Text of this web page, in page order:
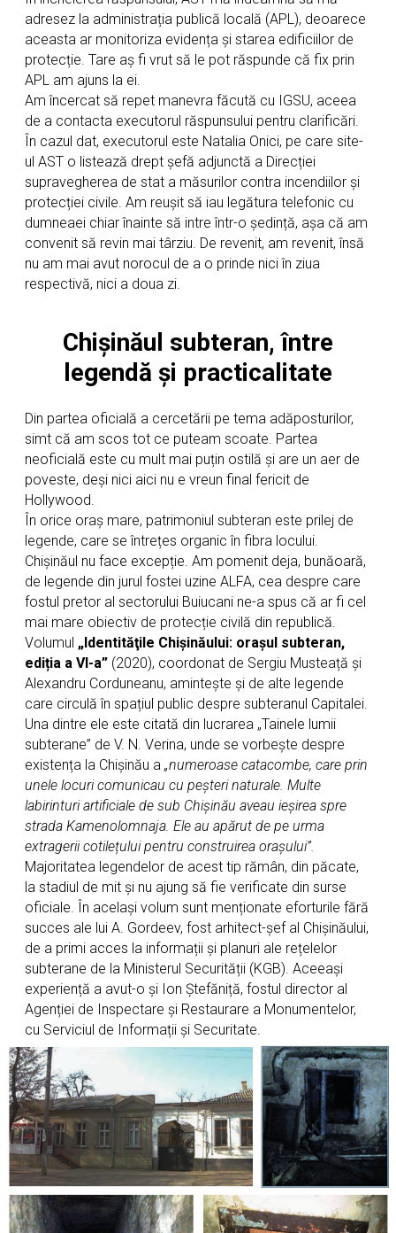
adresez la administrația publică locală (APL), deoarece
aceasta ar monitoriza evidența și starea edificiilor de
protecție. Tare aș fi vrut să le pot răspunde că fix prin
APL am ajuns la ei.
Am încercat să repet manevra făcută cu IGSU, aceea
de a contacta executorul răspunsului pentru clarificări.
În cazul dat, executorul este Natalia Onici, pe care site-
ul AST o listează drept șefă adjunctă a Direcției
supravegherea de stat a măsurilor contra incendiilor și
protecției civile. Am reușit să iau legătura telefonic cu
dumneaei chiar înainte să intre într-o ședință, așa că am
convenit să revin mai târziu. De revenit, am revenit, însă
nu am mai avut norocul de a o prinde nici în ziua
respectivă, nici a doua zi.
Chișinăul subteran, între
legendă și practicalitate
Din partea oficială a cercetării pe tema adăposturilor,
simt că am scos tot ce puteam scoate. Partea
neoficială este cu mult mai puțin ostilă și are un aer de
poveste, deși nici aici nu e vreun final fericit de
Hollywood.
În orice oraș mare, patrimoniul subteran este prilej de
legende, care se întrețes organic în fibra locului.
Chișinăul nu face excepție. Am pomenit deja, bunăoară,
de legende din jurul fostei uzine ALFA, cea despre care
fostul pretor al sectorului Buiucani ne-a spus că ar fi cel
mai mare obiectiv de protecție civilă din republică.
Volumul „Identităţile Chişinăului: orașul subteran,
ediția a VI-a” (2020), coordonat de Sergiu Musteață și
Alexandru Corduneanu, amintește și de alte legende
care circulă în spațiul public despre subteranul Capitalei.
Una dintre ele este citată din lucrarea „Tainele lumii
subterane” de V. N. Verina, unde se vorbește despre
existența la Chișinău a „numeroase catacombe, care prin
unele locuri comunicau cu peșteri naturale. Multe
labirinturi artificiale de sub Chișinău aveau ieșirea spre
strada Kamenolomnaja. Ele au apărut de pe urma
extragerii cotilețului pentru construirea orașului”.
Majoritatea legendelor de acest tip rămân, din păcate,
la stadiul de mit și nu ajung să fie verificate din surse
oficiale. În același volum sunt menționate eforturile fără
succes ale lui A. Gordeev, fost arhitect-șef al Chișinăului,
de a primi acces la informații și planuri ale rețelelor
subterane de la Ministerul Securității (KGB). Aceeași
experiență a avut-o și Ion Ştefăniță, fostul director al
Agenției de Inspectare și Restaurare a Monumentelor,
cu Serviciul de Informații și Securitate.